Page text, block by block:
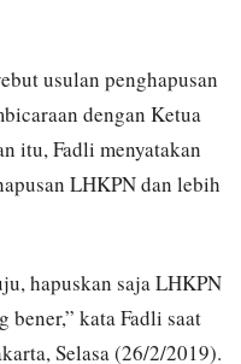
usulan penghapusan
dengan Ketua
itu, Fadli menyatakan
LHKPN dan lebih
hapuskan saja LHKPN
bener,” kata Fadli saat
Selasa (26/2/2019).